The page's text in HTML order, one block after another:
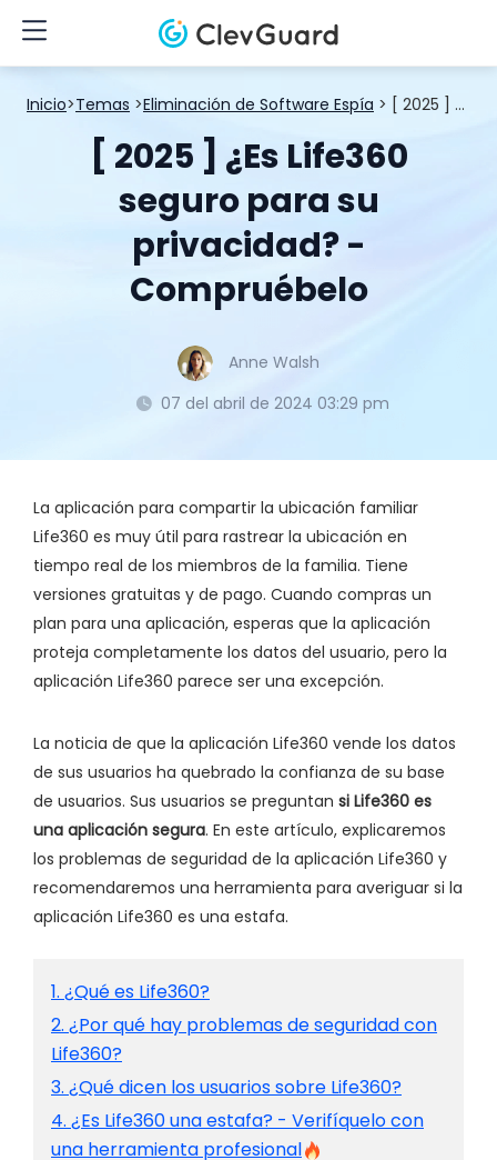
Inicio>Temas >Eliminación de Software Espía > [ 2025 ] ¿Es Life360 seguro para su privacidad? - Compruébelo
[ 2025 ] ¿Es Life360
seguro para su
privacidad? -
Compruébelo
Anne Walsh
07 del abril de 2024 03:29 pm
La aplicación para compartir la ubicación familiar
Life360 es muy útil para rastrear la ubicación en
tiempo real de los miembros de la familia. Tiene
versiones gratuitas y de pago. Cuando compras un
plan para una aplicación, esperas que la aplicación
proteja completamente los datos del usuario, pero la
aplicación Life360 parece ser una excepción.
La noticia de que la aplicación Life360 vende los datos
de sus usuarios ha quebrado la confianza de su base
de usuarios. Sus usuarios se preguntan si Life360 es
una aplicación segura. En este artículo, explicaremos
los problemas de seguridad de la aplicación Life360 y
recomendaremos una herramienta para averiguar si la
aplicación Life360 es una estafa.
1. ¿Qué es Life360?
2. ¿Por qué hay problemas de seguridad con
Life360?
3. ¿Qué dicen los usuarios sobre Life360?
4. ¿Es Life360 una estafa? - Verifíquelo con
una herramienta profesional